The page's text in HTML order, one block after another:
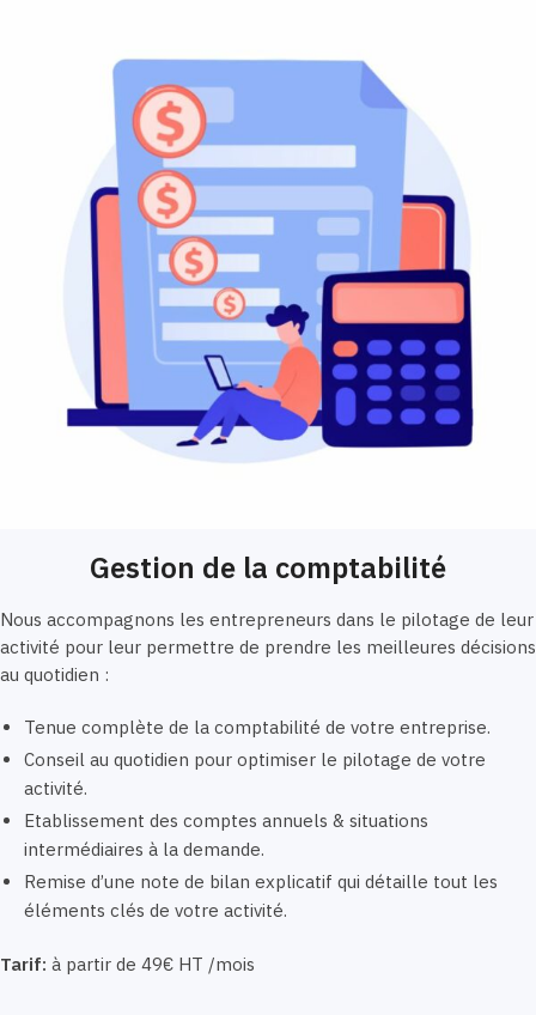
Gestion de la comptabilité
Nous accompagnons les entrepreneurs dans le pilotage de leur
activité pour leur permettre de prendre les meilleures décisions
au quotidien :
Tenue complète de la comptabilité de votre entreprise.
Conseil au quotidien pour optimiser le pilotage de votre
activité.
Etablissement des comptes annuels & situations
intermédiaires à la demande.
Remise d’une note de bilan explicatif qui détaille tout les
éléments clés de votre activité.
Tarif: à partir de 49€ HT /mois